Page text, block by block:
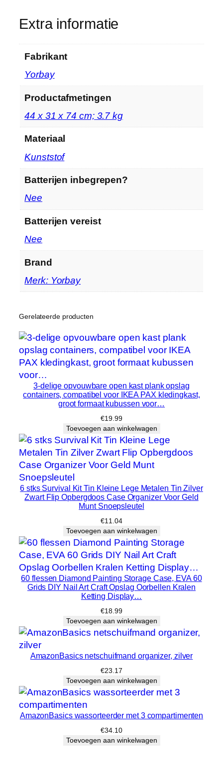
e
n
,
g
m
n
r
e
e
r
d
e
r
v
s
l
a
a
p
e
r
…
h
e
e
i
d
Extra informatie
Fabrikant
‎Yorbay
Productafmetingen
‎44 x 31 x 74 cm; 3.7 kg
Materiaal
‎Kunststof
Batterijen inbegrepen?
‎Nee
Batterijen vereist
‎Nee
Brand
Merk: Yorbay
Gerelateerde producten
3-delige opvouwbare open kast plank opslag
containers, compatibel voor IKEA PAX kledingkast,
groot formaat kubussen voor…
€19.99
Toevoegen aan winkelwagen
6 stks Survival Kit Tin Kleine Lege Metalen Tin Zilver
Zwart Flip Opbergdoos Case Organizer Voor Geld
Munt Snoepsleutel
€11.04
Toevoegen aan winkelwagen
60 flessen Diamond Painting Storage Case, EVA 60
Grids DIY Nail Art Craft Opslag Oorbellen Kralen
Ketting Display…
€18.99
Toevoegen aan winkelwagen
AmazonBasics netschuifmand organizer, zilver
€23.17
Toevoegen aan winkelwagen
AmazonBasics wassorteerder met 3 compartimenten
€34.10
Toevoegen aan winkelwagen